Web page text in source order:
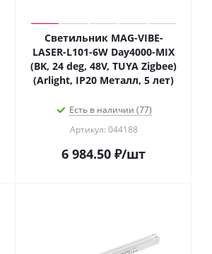
Светильник MAG-VIBE-
LASER-L101-6W Day4000-MIX
(BK, 24 deg, 48V, TUYA Zigbee)
(Arlight, IP20 Металл, 5 лет)
Есть в наличии (77)
Артикул: 044188
6 984.50 ₽/шт